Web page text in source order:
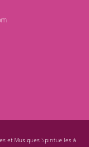
et Musiques Spirituelles à